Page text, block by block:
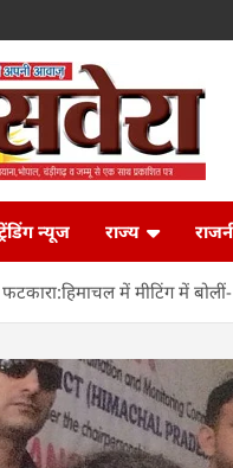
न्यूज राज्य
में मीटिंग में